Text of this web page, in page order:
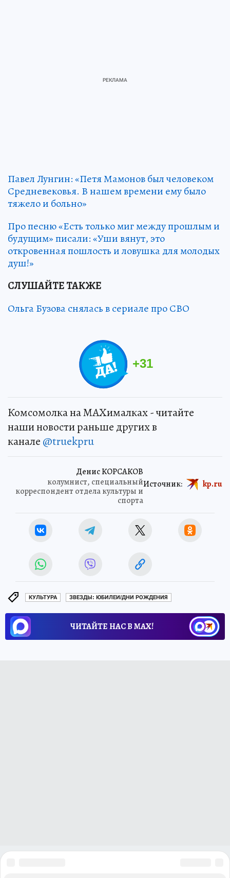
Павел Лунгин: «Петя Мамонов был человеком
Средневековья. В нашем времени ему было
тяжело и больно»
Про песню «Есть только миг между прошлым и
будущим» писали: «Уши вянут, это
откровенная пошлость и ловушка для молодых
душ!»
СЛУШАЙТЕ ТАКЖЕ
Ольга Бузова снялась в сериале про СВО
+31
Комсомолка на MAXималках - читайте
наши новости раньше других в
канале @truekpru
Денис КОРСАКОВ
колумнист, специальный
корреспондент отдела культуры и
спорта
Источник: kp.ru
КУЛЬТУРА ЗВЕЗДЫ: ЮБИЛЕИ/ДНИ РОЖДЕНИЯ
ЧИТАЙТЕ НАС В МАХ!